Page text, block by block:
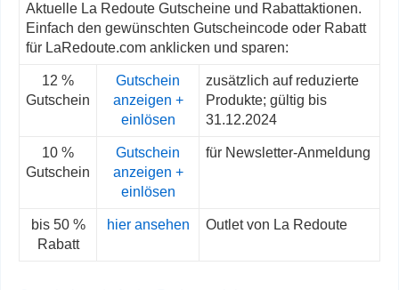
Aktuelle La Redoute Gutscheine und Rabattaktionen.
Einfach den gewünschten Gutscheincode oder Rabatt
für LaRedoute.com anklicken und sparen:
12 %
Gutschein
Gutschein
anzeigen +
einlösen
zusätzlich auf reduzierte
Produkte; gültig bis
31.12.2024
10 %
Gutschein
Gutschein
anzeigen +
einlösen
für Newsletter-Anmeldung
bis 50 %
Rabatt
hier ansehen Outlet von La Redoute